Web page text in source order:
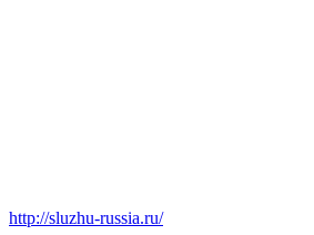
http://sluzhu-russia.ru/